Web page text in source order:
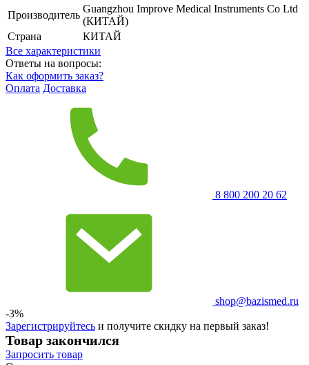
Производитель
Guangzhou Improve Medical Instruments Co Ltd
(КИТАЙ)
Страна
КИТАЙ
Все характеристики
Ответы на вопросы:
Как оформить заказ?
Оплата Доставка
8 800 200 20 62
shop@bazismed.ru
-3%
Зарегистрируйтесь и получите скидку на первый заказ!
Товар закончился
Запросить товар